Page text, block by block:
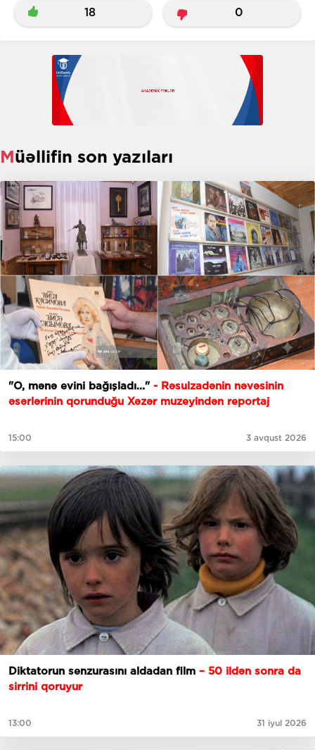
18 0
Müəllifin son yazıları
"O, mənə evini bağışladı..." - Rəsulzadənin nəvəsinin
əsərlərinin qorunduğu Xəzər muzeyindən reportaj
15:00 3 avqust 2026
Diktatorun senzurasını aldadan film – 50 ildən sonra da
sirrini qoruyur
13:00 31 iyul 2026